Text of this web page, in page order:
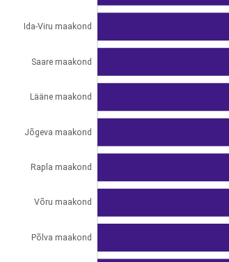
Ida-Viru maakond
Saare maakond
Lääne maakond
Jõgeva maakond
Rapla maakond
Võru maakond
Põlva maakond